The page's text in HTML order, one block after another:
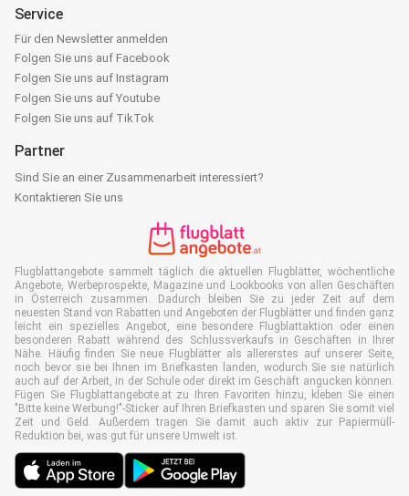
Service
Für den Newsletter anmelden
Folgen Sie uns auf Facebook
Folgen Sie uns auf Instagram
Folgen Sie uns auf Youtube
Folgen Sie uns auf TikTok
Partner
Sind Sie an einer Zusammenarbeit interessiert?
Kontaktieren Sie uns
Flugblattangebote sammelt täglich die aktuellen Flugblätter, wöchentliche
Angebote, Werbeprospekte, Magazine und Lookbooks von allen Geschäften
in Österreich zusammen. Dadurch bleiben Sie zu jeder Zeit auf dem
neuesten Stand von Rabatten und Angeboten der Flugblätter und finden ganz
leicht ein spezielles Angebot, eine besondere Flugblattaktion oder einen
besonderen Rabatt während des Schlussverkaufs in Geschäften in Ihrer
Nähe. Häufig finden Sie neue Flugblätter als allererstes auf unserer Seite,
noch bevor sie bei Ihnen im Briefkasten landen, wodurch Sie sie natürlich
auch auf der Arbeit, in der Schule oder direkt im Geschäft angucken können.
Fügen Sie Flugblattangebote.at zu Ihren Favoriten hinzu, kleben Sie einen
"Bitte keine Werbung!"-Sticker auf Ihren Briefkasten und sparen Sie somit viel
Zeit und Geld. Außerdem tragen Sie damit auch aktiv zur Papiermüll-
Reduktion bei, was gut für unsere Umwelt ist.